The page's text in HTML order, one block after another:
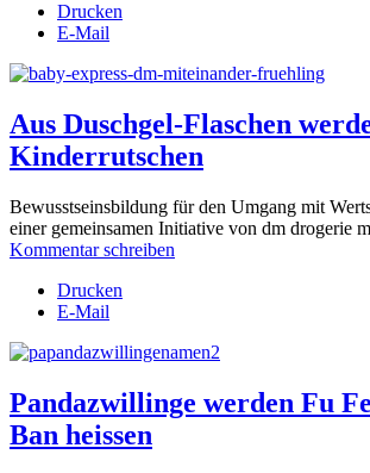
Drucken
E-Mail
Aus Duschgel-Flaschen
Kinderrutschen
Bewusstseinsbildung für den Umgang mit
einer gemeinsamen Initiative von dm drogerie
Kommentar schreiben
Drucken
E-Mail
Pandazwillinge werden Fu
Ban heissen